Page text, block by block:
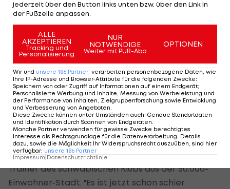
Heidenheim will "Außergewöhnliches
machen"
Sein Gegenüber Schmidt hat Heidenheim als
dienstältester Coach im deutschen Profi-Fußball
in 13 Jahren von der Oberliga bis in die2. Ligaund
nun in die Aufstiegsrelegation zur Bundesliga
geführt.
"Wir haben jetzt die Situation, etwas ganz
Außergewöhnliches machen zu dürfen", sagt der
Trainer des schwäbischen Klubs aus der 50.000-
Einwohner-Stadt. "Es ist jetzt schon schier
jederzeit über den Button links unten bzw. über den Link in
der Fußzeile anpassen.
ALLE
AKZEPTIEREN
Tracking und
Personalisierung
NUR
NOTWENDIGE
Weiter mit PUR-Abo
OPTIONEN
Wir und unsere 186 Partner verarbeiten personenbezogene Daten, wie
Ihre IP-Adresse und Browser-Attribute für die folgenden Zwecke:
Speichern von oder Zugriff auf Informationen auf einem Endgerät;
Personalisierte Werbung und Inhalte, Messung von Werbeleistung und
der Performance von Inhalten, Zielgruppenforschung sowie Entwicklung
und Verbesserung von Angeboten
Diese Zwecke können unter Umständen auch: Genaue Standortdaten
und Identifikation durch Scannen von Endgeräten
Manche Partner verwenden für gewisse Zwecke berechtigtes
Interesse als Rechtsgrundlage für die Datenverarbeitung. Details
dazu, sowie die Möglichkeit Ihr Widerspruchsrecht auszuüben, sind hier
verfügbar: unsere 186 Partner
Impressum|Datenschutzrichtlinie